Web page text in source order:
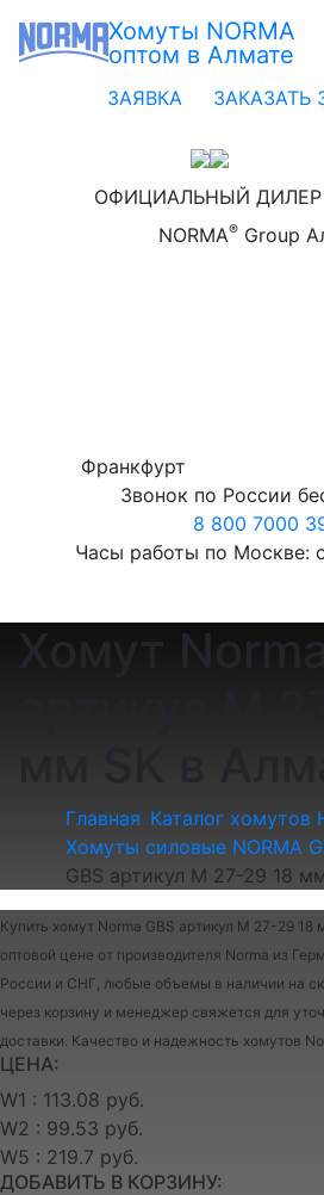
Хомуты NORMA
оптом в Алмате
ЗАЯВКА ЗАКАЗАТЬ
ОФИЦИАЛЬНЫЙ
NORMA® Group
Франкфурт
Звонок по России
8 800 7000
Часы работы по Москве:
Хомут
Главная Каталог хомутов
Хомуты силовые NORMA
GBS артикул M 27-29 18
Купить хомут Norma GBS артикул M 27-29 18
оптовой цене от производителя Norma из
России и СНГ, любые объемы в наличии на
через корзину и менеджер свяжется для
доставки. Качество и надежность хомутов
ЦЕНА:
W1 : 113.08 руб.
W2 : 99.53 руб.
W5 : 219.7 руб.
ДОБАВИТЬ В КОРЗИНУ: